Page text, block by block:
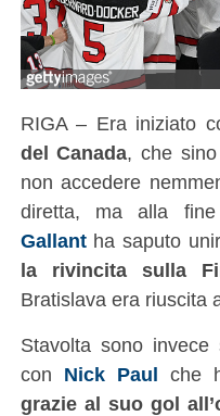
RIGA – Era iniziato
del Canada, che sino
non accedere
diretta, ma alla fine
Gallantha saputo
la rivincita sulla
Bratislava era riuscita
Stavolta sono
con Nick Paul che
grazie al suo gol